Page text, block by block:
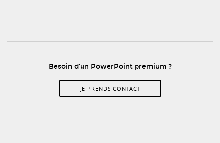
Besoin d’un PowerPoint premium ?
JE PRENDS CONTACT